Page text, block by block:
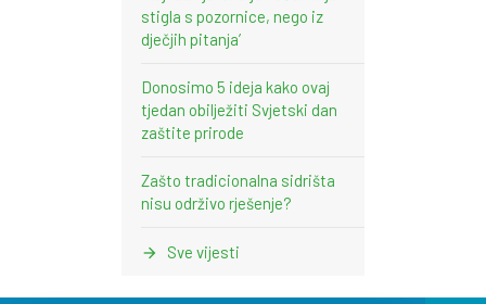
stigla s pozornice, nego iz
dječjih pitanja’
Donosimo 5 ideja kako ovaj
tjedan obilježiti Svjetski dan
zaštite prirode
Zašto tradicionalna sidrišta
nisu održivo rješenje?
Sve vijesti